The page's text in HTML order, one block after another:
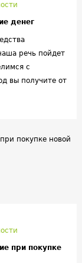
денег
речь пойдет
с
вы получите от
при покупке